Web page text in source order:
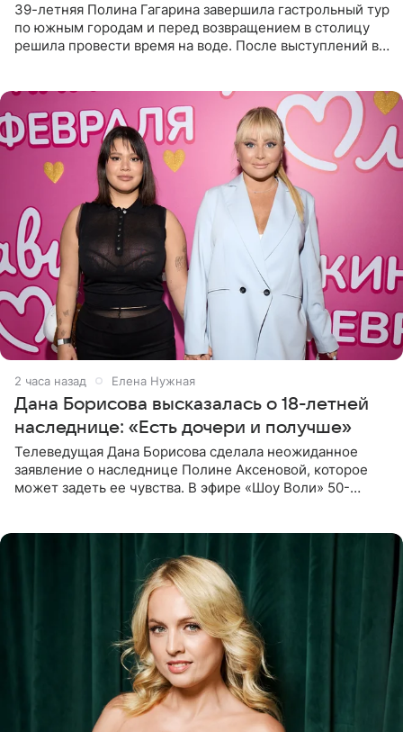
39-летняя Полина Гагарина завершила гастрольный тур
по южным городам и перед возвращением в столицу
решила провести время на воде. После выступлений в
2 часа назад Елена Нужная
Дана Борисова высказалась о 18-летней
наследнице: «Есть дочери и получше»
Телеведущая Дана Борисова сделала неожиданное
заявление о наследнице Полине Аксеновой, которое
может задеть ее чувства. В эфире «Шоу Воли» 50-